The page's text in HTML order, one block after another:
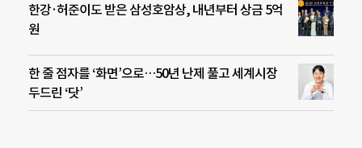
한강·허준이도 받은 삼성호암상, 내년부터 상금 5억
원
한 줄 점자를 ‘화면’으로…50년 난제 풀고 세계시장
두드린 ‘닷’